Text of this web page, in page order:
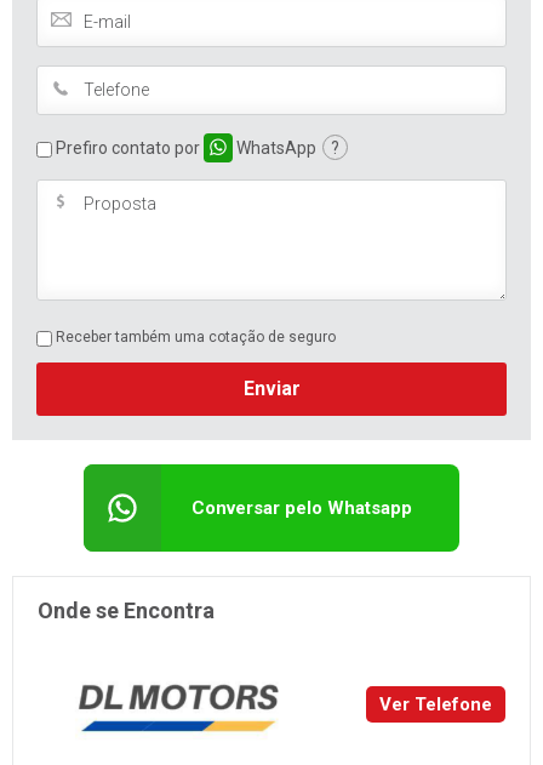
Prefiro contato por WhatsApp ?
Receber também uma cotação de seguro
Enviar
Conversar pelo Whatsapp
Onde se Encontra
Ver Telefone